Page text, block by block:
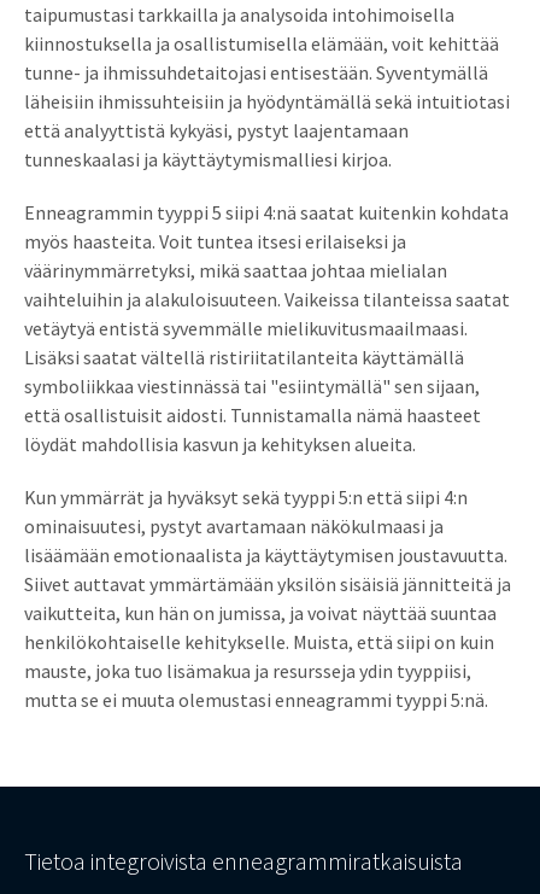
taipumustasi tarkkailla ja analysoida intohimoisella
kiinnostuksella ja osallistumisella elämään, voit kehittää
tunne- ja ihmissuhdetaitojasi entisestään. Syventymällä
läheisiin ihmissuhteisiin ja hyödyntämällä sekä intuitiotasi
että analyyttistä kykyäsi, pystyt laajentamaan
tunneskaalasi ja käyttäytymismalliesi kirjoa.
Enneagrammin tyyppi 5 siipi 4:nä saatat kuitenkin kohdata
myös haasteita. Voit tuntea itsesi erilaiseksi ja
väärinymmärretyksi, mikä saattaa johtaa mielialan
vaihteluihin ja alakuloisuuteen. Vaikeissa tilanteissa saatat
vetäytyä entistä syvemmälle mielikuvitusmaailmaasi.
Lisäksi saatat vältellä ristiriitatilanteita käyttämällä
symboliikkaa viestinnässä tai "esiintymällä" sen sijaan,
että osallistuisit aidosti. Tunnistamalla nämä haasteet
löydät mahdollisia kasvun ja kehityksen alueita.
Kun ymmärrät ja hyväksyt sekä tyyppi 5:n että siipi 4:n
ominaisuutesi, pystyt avartamaan näkökulmaasi ja
lisäämään emotionaalista ja käyttäytymisen joustavuutta.
Siivet auttavat ymmärtämään yksilön sisäisiä jännitteitä ja
vaikutteita, kun hän on jumissa, ja voivat näyttää suuntaa
henkilökohtaiselle kehitykselle. Muista, että siipi on kuin
mauste, joka tuo lisämakua ja resursseja ydin tyyppiisi,
mutta se ei muuta olemustasi enneagrammi tyyppi 5:nä.
Tietoa integroivista enneagrammiratkaisuista